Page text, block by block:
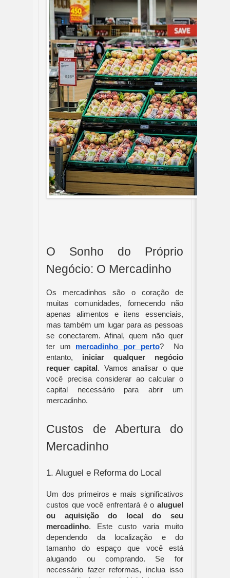
O Sonho do Próprio
Negócio: O Mercadinho
Os mercadinhos são o coração de
muitas comunidades, fornecendo não
apenas alimentos e itens essenciais,
mas também um lugar para as pessoas
se conectarem. Afinal, quem não quer
ter um mercadinho por perto?  No
entanto, iniciar qualquer negócio
requer capital . Vamos analisar o que
você precisa considerar ao calcular o
capital necessário para abrir um
mercadinho.
Custos de Abertura do
Mercadinho
1. Aluguel e Reforma do Local
Um dos primeiros e mais significativos
custos que você enfrentará é o aluguel
ou aquisição do local do seu
mercadinho. Este custo varia muito
dependendo da localização e do
tamanho do espaço que você está
alugando ou comprando. Se for
necessário fazer reformas, inclua isso